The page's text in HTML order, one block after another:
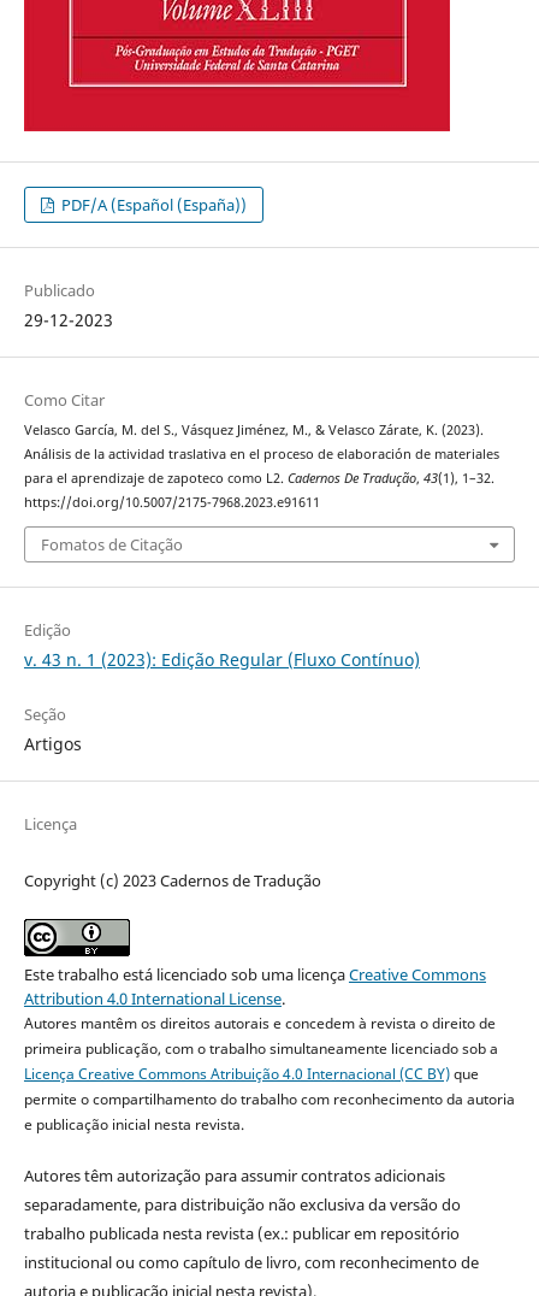
PDF/A (Español (España))
Publicado
29-12-2023
Como Citar
Velasco García, M. del S., Vásquez Jiménez, M., & Velasco Zárate, K. (2023).
Análisis de la actividad traslativa en el proceso de elaboración de materiales
para el aprendizaje de zapoteco como L2. Cadernos De Tradução, 43(1), 1–32.
https://doi.org/10.5007/2175-7968.2023.e91611
Fomatos de Citação
Edição
v. 43 n. 1 (2023): Edição Regular (Fluxo Contínuo)
Seção
Artigos
Licença
Copyright (c) 2023 Cadernos de Tradução
Este trabalho está licenciado sob uma licençaCreative Commons
Attribution 4.0 International License.
Autores mantêm os direitos autorais e concedem à revista o direito de
primeira publicação, com o trabalho simultaneamente licenciado sob a
Licença Creative Commons Atribuição 4.0 Internacional (CC BY)que
permite o compartilhamento do trabalho com reconhecimento da autoria
e publicação inicial nesta revista.
Autores têm autorização para assumir contratos adicionais
separadamente, para distribuição não exclusiva da versão do
trabalho publicada nesta revista (ex.: publicar em repositório
institucional ou como capítulo de livro, com reconhecimento de
autoria e publicação inicial nesta revista).